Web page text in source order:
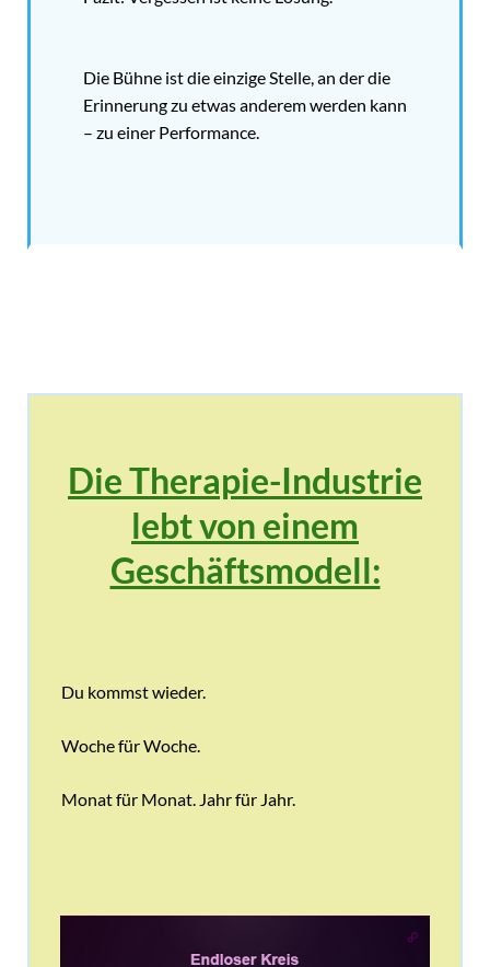
Die Bühne ist die einzige Stelle, an der die
Erinnerung zu etwas anderem werden kann
– zu einer Performance.
Die Therapie-Industrie
lebt von einem
Geschäftsmodell:
Du kommst wieder.
Woche für Woche.
Monat für Monat. Jahr für Jahr.